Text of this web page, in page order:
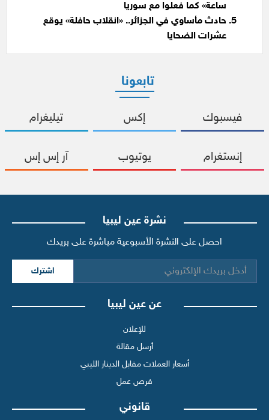
ساعة» كما فعلوا مع سوريا
حادث مأساوي في الجزائر.. «انقلاب حافلة» يوقع
عشرات الضحايا
تابعونا
فيسبوك إكس تيليغرام
إنستغرام يوتيوب آر إس إس
نشرة عين ليبيا
احصل على النشرة الأسبوعية مباشرة على بريدك
اشترك
عن عين ليبيا
للإعلان
أرسل مقالة
أسعار العملات مقابل الدينار الليبي
فرص عمل
قانوني